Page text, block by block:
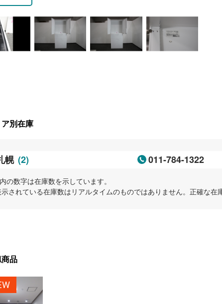
ア別在庫
幌 (2) 011-784-1322
の数字は在庫数を示しています。
されている在庫数はリアルタイムのものではありません。正確な在
品